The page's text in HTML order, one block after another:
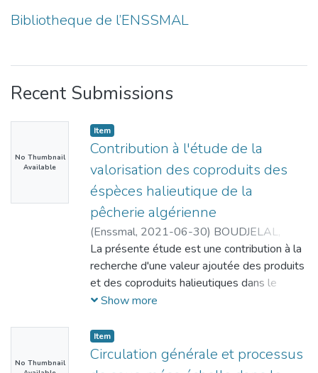
Bibliotheque de l’ENSSMAL
Recent Submissions
No Thumbnail
Available
Item
Contribution à l'étude de la
valorisation des coproduits des
éspèces halieutique de la
pêcherie algérienne
(Enssmal, 2021-06-30) BOUDJELAL,
Yasmina;HAFIDI, Djihane
La présente étude est une contribution à la
recherche d'une valeur ajoutée des produits
et des coproduits halieutiques dans le
secteur de la pêche.deux espèces marines
enquête effectuée auparavant,en
l'occurrence,trachurus sp qui est trés
présente dans les débarquements et le
Show more
No Thumbnail
Item
Circulation générale et processus